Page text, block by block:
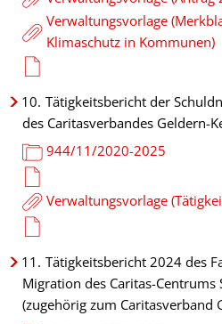
Verwaltungsvorlage
Klimaschutz in Kommunen)
10. Tätigkeitsbericht der
des Caritasverbandes Geldern-
944/11/2020-2025
Verwaltungsvorlage
11. Tätigkeitsbericht 2024 des
Migration des Caritas-Centrums
(zugehörig zum Caritasverband